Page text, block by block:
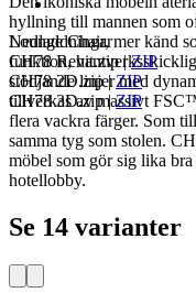
Nedladdningar
CH78 Revit.zip|ZIP
CH78 2D.zip|ZIP
CH78 3D.zip|ZIP
hyllning till mannen som
Lounge Chair, mer känd
funktion,
stödjande linjer med
tillverkas av massivt
flera vackra färger. Som
samma tyg som stolen.
möbel som gör sig lika
hotellobby.
Se 14 varianter